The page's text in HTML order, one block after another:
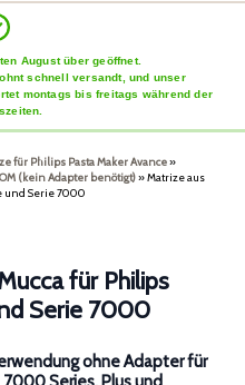
August über geöffnet.
schnell versandt, und unser
montags bis freitags während der
für Philips Pasta Maker Avance»
(kein Adapter benötigt)»Matrize aus
und Serie 7000
für Philips
Serie 7000
ohne Adapter für